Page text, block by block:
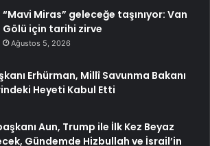
“Mavi Miras” geleceğe taşınıyor: Van
Gölü için tarihi zirve
Ağustos 5, 2026
Erhürman, Millî Savunma Bakanı
Heyeti Kabul Etti
Aun, Trump ile İlk Kez Beyaz
Gündemde Hizbullah ve İsrail’in